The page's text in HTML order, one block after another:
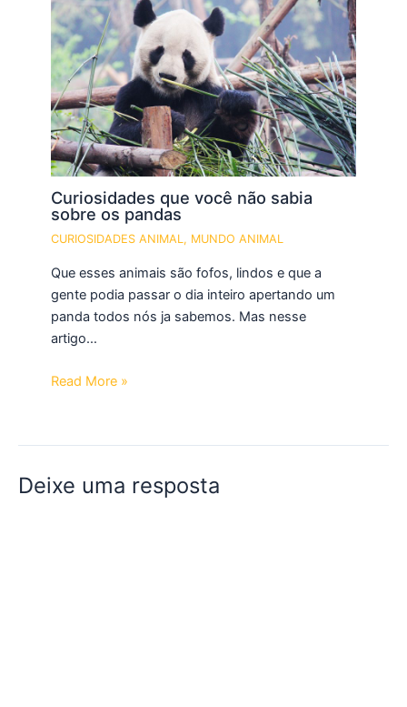
Curiosidades que você não sabia
sobre os pandas
CURIOSIDADES ANIMAL, MUNDO ANIMAL
Que esses animais são fofos, lindos e que a
gente podia passar o dia inteiro apertando um
panda todos nós ja sabemos. Mas nesse
artigo…
Read More »
Deixe uma resposta